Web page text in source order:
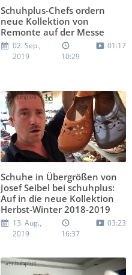
Schuhplus-Chefs ordern
neue Kollektion von
Remonte auf der Messe
02. Sep.,
2019
10:29
01:17
Schuhe in Übergrößen von
Josef Seibel bei schuhplus:
Auf in die neue Kollektion
Herbst-Winter 2018-2019
13. Aug.,
2019
16:37
03:23